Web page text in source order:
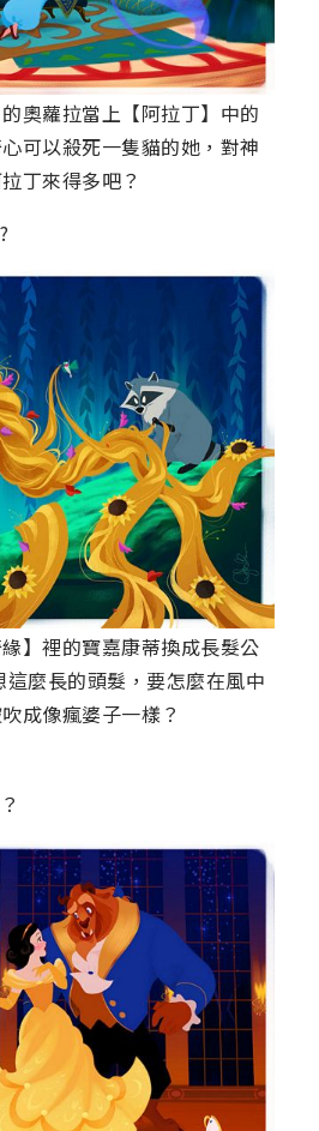
蘿拉當上【阿拉丁】中的
可以殺死一隻貓的她，對神
丁來得多吧？
裡的寶嘉康蒂換成長髮公
麼長的頭髮，要怎麼在風中
成像瘋婆子一樣？